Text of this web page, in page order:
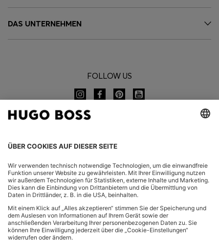
DAS UNTERNEHMEN
FOLLOW US
CHANGE COUNTRY:
FAQ ImpressumDatenschutzBarrierefreiheitserklärung
Datenschutz HUGO BOSS EXPERIENCE